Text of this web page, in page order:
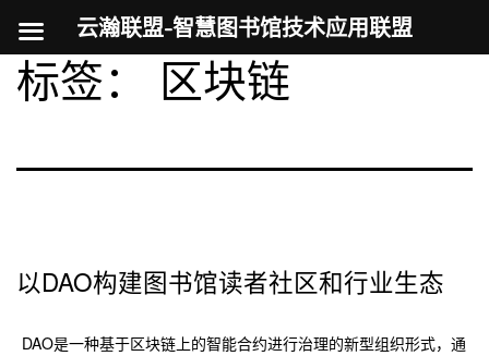
标签： 区块链
以DAO构建图书馆读者社区和行业生态
DAO是一种基于区块链上的智能合约进行治理的新型组织形式，通
云瀚联盟-智慧图书馆技术应用联盟